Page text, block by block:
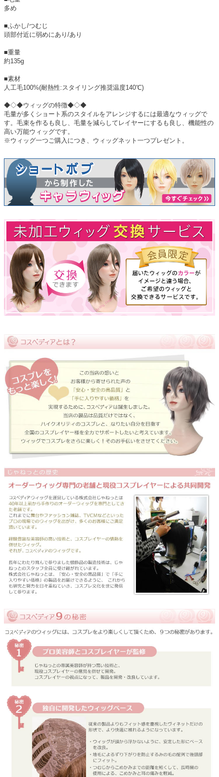
多め
■ふかし/つむじ
頭部付近に弱めにあり/あり
■重量
約135g
■素材
人工毛100%(耐熱性:スタイリング推奨温度140℃)
◆◇◆ウィッグの特徴◆◇◆
毛量が多くショート系のスタイルをアレンジするには最適なウィッグで
す。毛束を作るも良し、毛量を減らしてレイヤーにするも良し、機能性の
高い万能ウィッグです。
※ウィッグ一つご購入につき、ウィッグネット一つプレゼント。